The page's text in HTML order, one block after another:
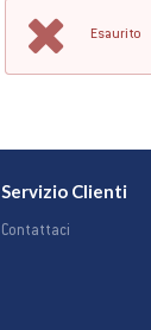
Esaurito
Servizio Clienti
Contattaci